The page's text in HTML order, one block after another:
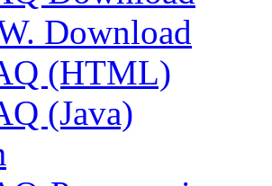
Download
(HTML)
(Java)